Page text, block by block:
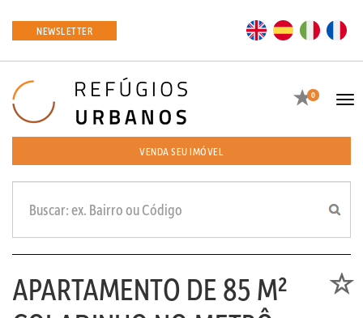
NEWSLETTER EN ES
Favoritos
0
VENDA SEU IMÓVEL
APARTAMENTO DE 85 M²